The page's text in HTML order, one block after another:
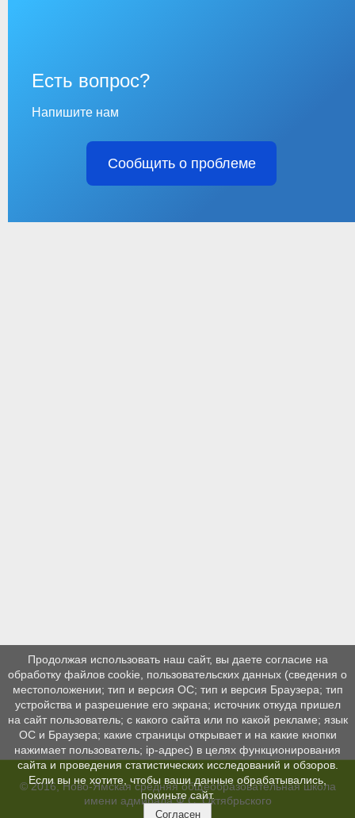
Есть вопрос?
Напишите нам
Сообщить о проблеме
© 2016, Ново-Ямская средняя общеобразовательная школа
имени адмирала Ф.С. Октябрьского
Продолжая использовать наш сайт, вы даете согласие на
обработку файлов cookie, пользовательских данных (сведения о
местоположении; тип и версия ОС; тип и версия Браузера; тип
устройства и разрешение его экрана; источник откуда пришел
на сайт пользователь; с какого сайта или по какой рекламе; язык
ОС и Браузера; какие страницы открывает и на какие кнопки
нажимает пользователь; ip-адрес) в целях функционирования
сайта и проведения статистических исследований и обзоров.
Если вы не хотите, чтобы ваши данные обрабатывались,
покиньте сайт.
Согласен